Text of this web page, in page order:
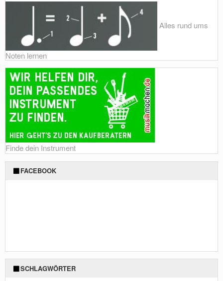
Alles rund ums
Noten lernen
Finde dein Instrument
FACEBOOK
SCHLAGWÖRTER